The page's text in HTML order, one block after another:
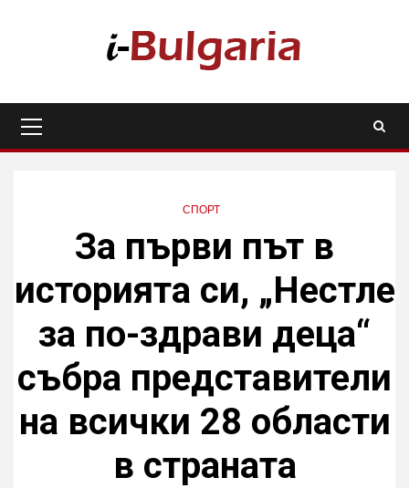
Menu
СПОРТ
За първи път в
историята си, „Нестле
за по-здрави деца“
събра представители
на всички 28 области
в страната